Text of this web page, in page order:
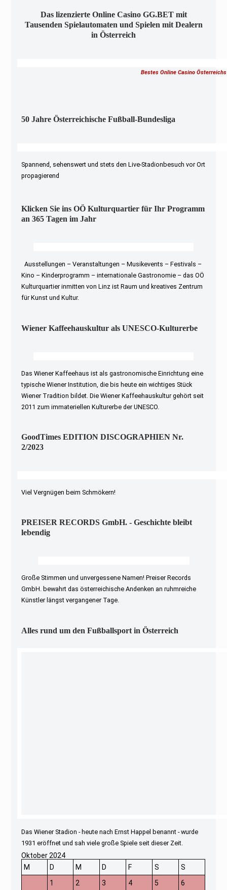
Das lizenzierte Online Casino GG.BET mit
Tausenden Spielautomaten und Spielen mit Dealern
in Österreich
Bestes Online Casino Österreichs
50 Jahre Österreichische Fußball-Bundesliga
Spannend, sehenswert und stets den Live-Stadionbesuch vor Ort
propagierend
Klicken Sie ins OÖ Kulturquartier für Ihr Programm
an 365 Tagen im Jahr
Ausstellungen – Veranstaltungen – Musikevents – Festivals –
Kino – Kinderprogramm – internationale Gastronomie – das OÖ
Kulturquartier inmitten von Linz ist Raum und kreatives Zentrum
für Kunst und Kultur.
Wiener Kaffeehauskultur als UNESCO-Kulturerbe
Das Wiener Kaffeehaus ist als gastronomische Einrichtung eine
typische Wiener Institution, die bis heute ein wichtiges Stück
Wiener Tradition bildet. Die Wiener Kaffeehauskultur gehört seit
2011 zum immateriellen Kulturerbe der UNESCO.
GoodTimes EDITION DISCOGRAPHIEN Nr.
2/2023
Viel Vergnügen beim Schmökern!
PREISER RECORDS GmbH. - Geschichte bleibt
lebendig
Große Stimmen und unvergessene Namen! Preiser Records
GmbH. bewahrt das österreichische Andenken an ruhmreiche
Künstler längst vergangener Tage.
Alles rund um den Fußballsport in Österreich
Das Wiener Stadion - heute nach Ernst Happel benannt - wurde
1931 eröffnet und sah viele große Spiele seit dieser Zeit.
Oktober 2024
M
D M D F S
S
1
2 3 4 5 6